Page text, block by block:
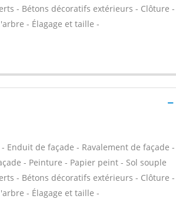
- Bétons décoratifs extérieurs - Clôture -
- Élagage et taille -
de façade - Ravalement de façade -
- Peinture - Papier peint - Sol souple
- Bétons décoratifs extérieurs - Clôture -
- Élagage et taille -